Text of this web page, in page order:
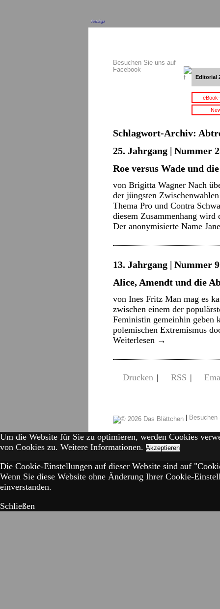
Anzeige
Besuchen Sie uns auf
Facebook
Editorial
Schlagwort-Archiv:
25. Jahrgang | Nummer
Roe versus Wade und
von Brigitta Wagner Nach
der jüngsten
Thema Pro und Contra
diesem Zusammenhang wird
Der anonymisierte Name
13. Jahrgang | Nummer
Alice, Amendt und die
von Ines Fritz Man mag es
zwischen einem der
Feministin gemeinhin geben
polemischen Extremismus
Weiterlesen →
Drucken | RSS |
|
Um die Website für Sie zu optimieren, werden Cookies
von Cookies zu. Weitere Informationen. Akzeptieren
Die Cookie-Einstellungen auf dieser Website sind auf
Wenn Sie diese Website ohne Änderung Ihrer Cookie-
einverstanden.
Schließen